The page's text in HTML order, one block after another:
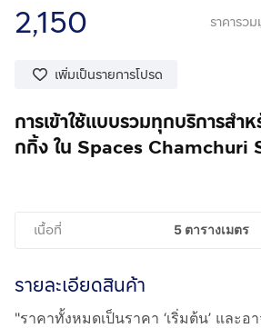
2,150 ราคารว
เพิ่มเป็นรายการโปรด
การเข้าใช้แบบรวมทุกบริการสำ
กกิ้ง ใน Spaces Chamchuri
เนื้อที่ 5 ตารางเมตร
รายละเอียดสินค้า
"ราคาทั้งหมดเป็นราคา ‘เริ่มต้น’ และอ